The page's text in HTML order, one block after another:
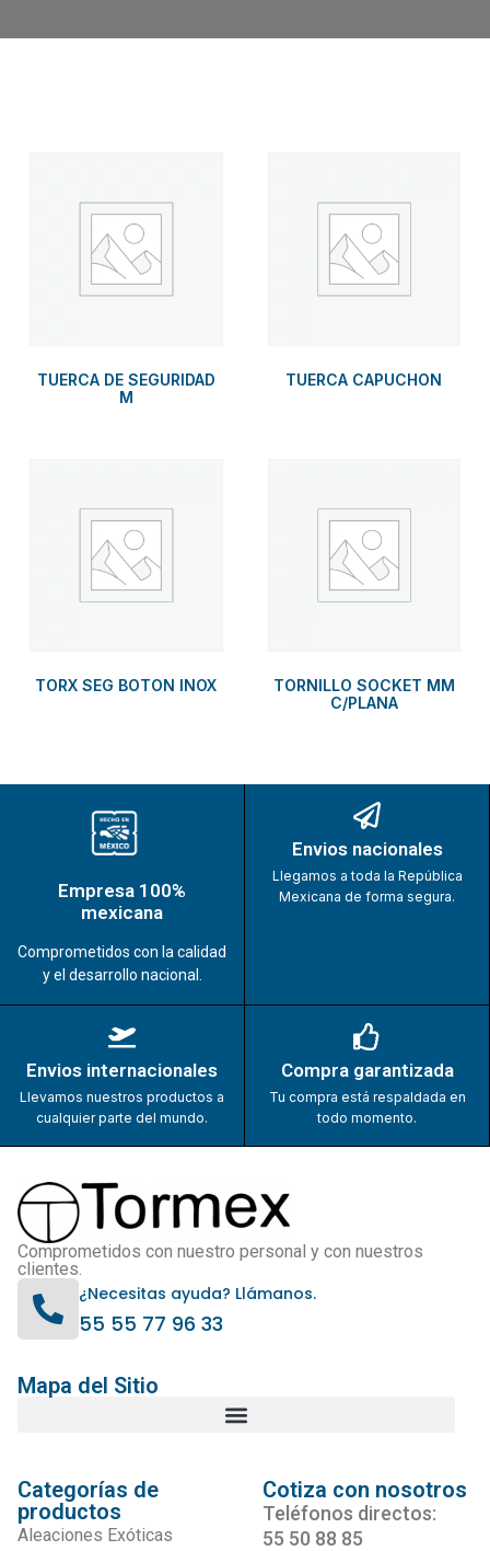
TUERCA DE SEGURIDAD
M
TUERCA CAPUCHON
TORX SEG BOTON INOX
TORNILLO SOCKET MM
C/PLANA
Empresa 100%
mexicana
Comprometidos con la calidad
y el desarrollo nacional.
Envios nacionales
Llegamos a toda la República
Mexicana de forma segura.
Envios internacionales
Llevamos nuestros productos a
cualquier parte del mundo.
Compra garantizada
Tu compra está respaldada en
todo momento.
Comprometidos con nuestro personal y con nuestros
clientes.
¿Necesitas ayuda? Llámanos.
55 55 77 96 33
Mapa del Sitio
Categorías de
productos
Aleaciones Exóticas
Cotiza con nosotros
Teléfonos directos:
55 50 88 85